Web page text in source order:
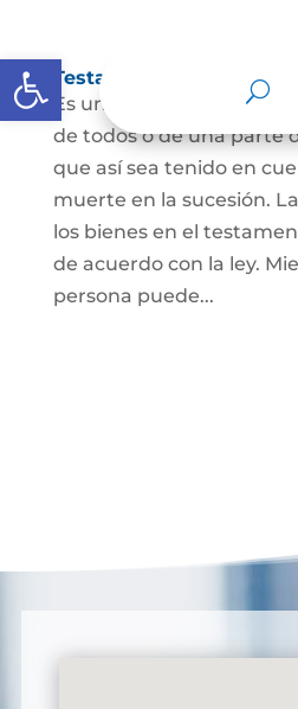
Abrir barra de herramientas
Testamento
Es un acto por el cual
de todos o de una parte
que así sea tenido en
muerte en la sucesión.
los bienes en el
de acuerdo con la ley.
persona puede...